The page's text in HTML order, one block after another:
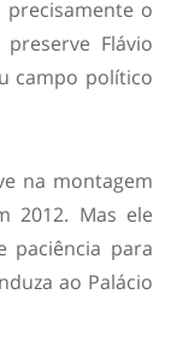
o
Flávio
campo político
na montagem
2012. Mas ele
paciência para
ao Palácio